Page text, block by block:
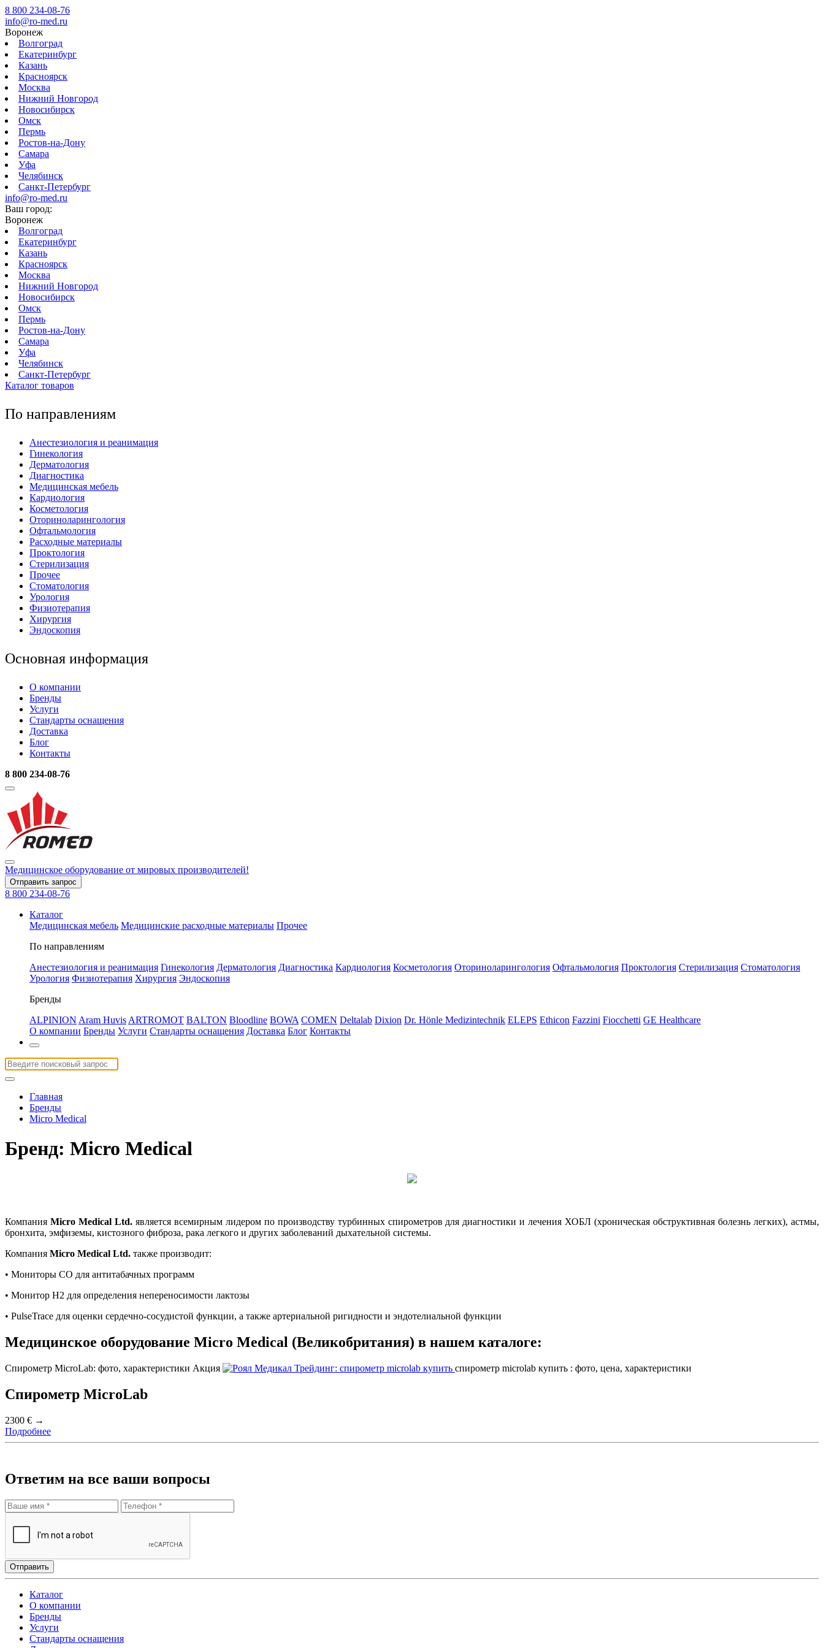
8 800 234-08-76
info@ro-med.ru
Воронеж
Волгоград
Екатеринбург
Казань
Красноярск
Москва
Нижний Новгород
Новосибирск
Омск
Пермь
Ростов-на-Дону
Самара
Уфа
Челябинск
Санкт-Петербург
info@ro-med.ru
Ваш город:
Воронеж
Волгоград
Екатеринбург
Казань
Красноярск
Москва
Нижний Новгород
Новосибирск
Омск
Пермь
Ростов-на-Дону
Самара
Уфа
Челябинск
Санкт-Петербург
Каталог товаров
По направлениям
Анестезиология и реанимация
Гинекология
Дерматология
Диагностика
Медицинская мебель
Кардиология
Косметология
Оториноларингология
Офтальмология
Расходные материалы
Проктология
Стерилизация
Прочее
Стоматология
Урология
Физиотерапия
Хирургия
Эндоскопия
Основная информация
О компании
Бренды
Услуги
Стандарты оснащения
Доставка
Блог
Контакты
8 800 234-08-76
Медицинское оборудование от мировых производителей!
Отправить запрос
8 800 234-08-76
Каталог
Медицинская мебель Медицинские расходные материалы Прочее
По направлениям
Анестезиология и реанимация Гинекология Дерматология Диагностика Кардиология Косметология Оториноларингология Офтальмология Проктология Стерилизация Стоматология
Урология Физиотерапия Хирургия Эндоскопия
Бренды
ALPINION Aram Huvis ARTROMOT BALTON Bloodline BOWA COMEN Deltalab Dixion Dr. Hönle Medizintechnik ELEPS Ethicon Fazzini Fiocchetti GE Healthcare
О компании Бренды Услуги Стандарты оснащения Доставка Блог Контакты
Главная
Бренды
Micro Medical
Бренд: Micro Medical
Компания Micro Medical Ltd.является всемирным лидером по производству турбинных спирометров для диагностики и лечения ХОБЛ (хроническая обструктивная болезнь легких), астмы,
бронхита, эмфиземы, кистозного фиброза, рака легкого и других заболеваний дыхательной системы.
Компания Micro Medical Ltd. также производит:
• Мониторы СО для антитабачных программ
• Монитор H2 для определения непереносимости лактозы
• PulseTrace для оценки сердечно-сосудистой функции, а также артериальной ригидности и эндотелиальной функции
Медицинское оборудование Micro Medical (Великобритания) в нашем каталоге:
Спирометр MicroLab: фото, характеристики Акция спирометр microlab купить : фото, цена, характеристики
Спирометр MicroLab
2300 € →
Подробнее
Ответим на все ваши вопросы
Отправить
Каталог
О компании
Бренды
Услуги
Стандарты оснащения